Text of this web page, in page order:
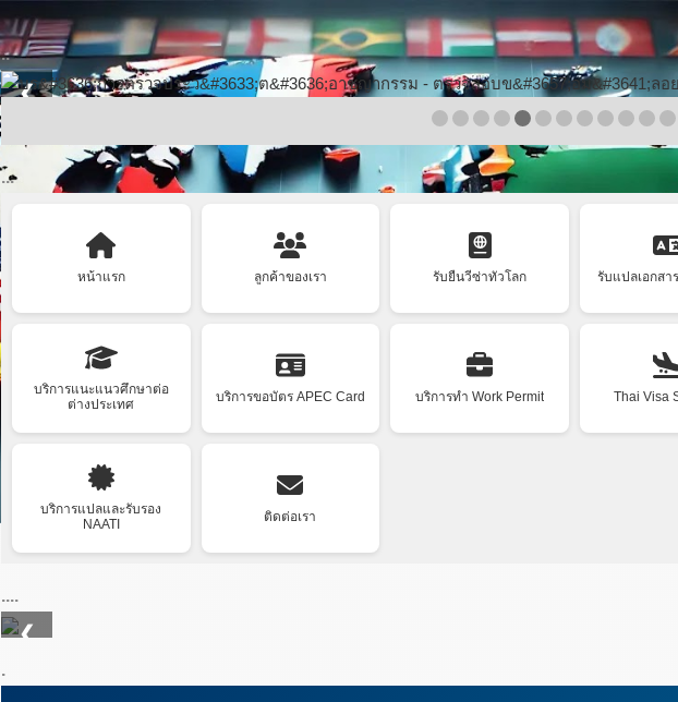
Skip to main content
..
❮
...
หน้าแรก ลูกค้าของเรา รับยื่นวีซ่าทั่วโลก รับแปลเอกสา
บริการแนะแนวศึกษาต่อ
ต่างประเทศ
บริการขอบัตร APEC Card บริการทำ Work Permit Thai Visa
บริการแปลและรับรอง
NAATI
ติดต่อเรา
....
❮
.